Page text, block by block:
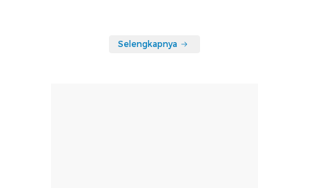
Selengkapnya